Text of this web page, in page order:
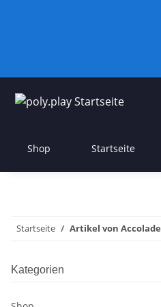
Shop Startseite
Startseite Artikel von Accolade
Kategorien